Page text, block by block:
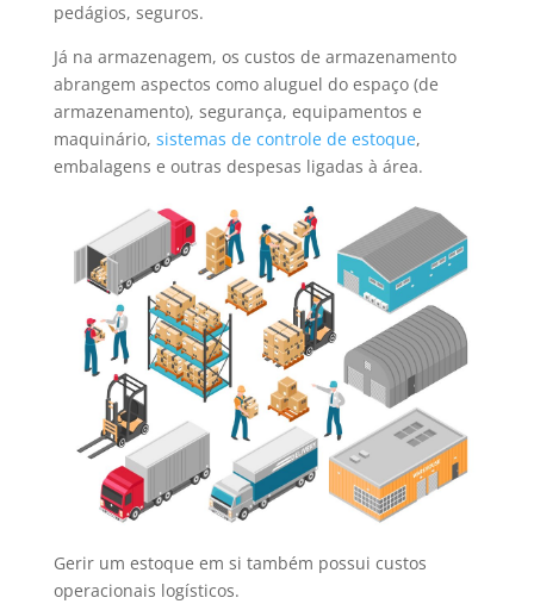
pedágios, seguros.
Já na armazenagem, os custos de armazenamento
abrangem aspectos como aluguel do espaço (de
armazenamento), segurança, equipamentos e
maquinário, sistemas de controle de estoque,
embalagens e outras despesas ligadas à área.
Gerir um estoque em si também possui custos
operacionais logísticos.